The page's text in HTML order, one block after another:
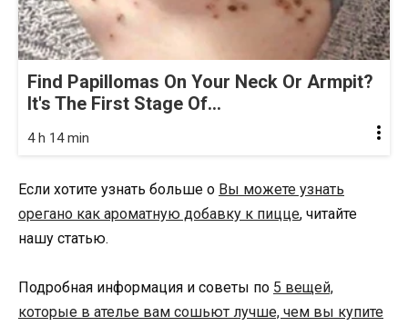
Find Papillomas On Your Neck Or Armpit?
It's The First Stage Of...
4 h 14 min
Если хотите узнать больше о Вы можете узнать
орегано как ароматную добавку к пицце, читайте
нашу статью.
Подробная информация и советы по 5 вещей,
которые в ателье вам сошьют лучше, чем вы купите